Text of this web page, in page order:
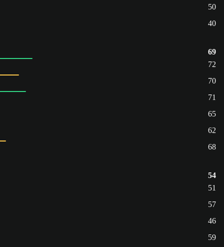
50
40
69
72
70
71
65
62
68
54
51
57
46
59